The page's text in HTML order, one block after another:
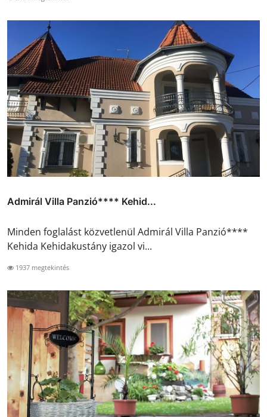
Admirál Villa Panzió**** Kehid...
Minden foglalást közvetlenül Admirál Villa Panzió****
Kehida Kehidakustány igazol vi...
1937 megtekintés